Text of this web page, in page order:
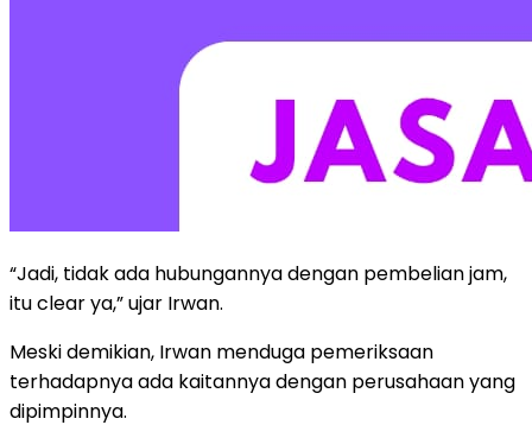
“Jadi, tidak ada hubungannya dengan pembelian jam,
itu clear ya,” ujar Irwan.
Meski demikian, Irwan menduga pemeriksaan
terhadapnya ada kaitannya dengan perusahaan yang
dipimpinnya.